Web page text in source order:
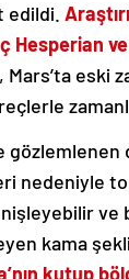
edildi.
Hesperian
Mars’ta eski
nedeniyle
kama
kutup